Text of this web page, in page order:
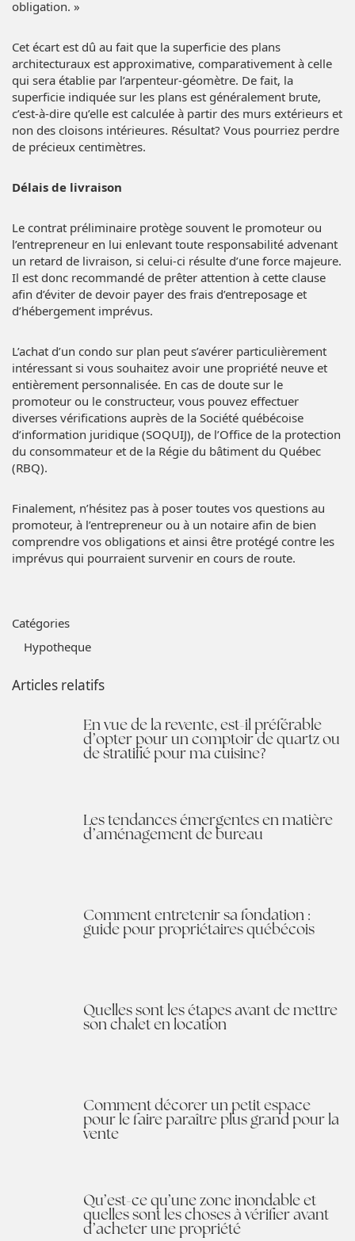
obligation. »
Cet écart est dû au fait que la superficie des plans
architecturaux est approximative, comparativement à celle
qui sera établie par l’arpenteur-géomètre. De fait, la
superficie indiquée sur les plans est généralement brute,
c’est-à-dire qu’elle est calculée à partir des murs extérieurs et
non des cloisons intérieures. Résultat? Vous pourriez perdre
de précieux centimètres.
Délais de livraison
Le contrat préliminaire protège souvent le promoteur ou
l’entrepreneur en lui enlevant toute responsabilité advenant
un retard de livraison, si celui-ci résulte d’une force majeure.
Il est donc recommandé de prêter attention à cette clause
afin d’éviter de devoir payer des frais d’entreposage et
d’hébergement imprévus.
L’achat d’un condo sur plan peut s’avérer particulièrement
intéressant si vous souhaitez avoir une propriété neuve et
entièrement personnalisée. En cas de doute sur le
promoteur ou le constructeur, vous pouvez effectuer
diverses vérifications auprès de la Société québécoise
d’information juridique (SOQUIJ), de l’Office de la protection
du consommateur et de la Régie du bâtiment du Québec
(RBQ).
Finalement, n’hésitez pas à poser toutes vos questions au
promoteur, à l’entrepreneur ou à un notaire afin de bien
comprendre vos obligations et ainsi être protégé contre les
imprévus qui pourraient survenir en cours de route.
Catégories
Hypotheque
Articles relatifs
En vue de la revente, est-il préférable
d’opter pour un comptoir de quartz ou
de stratifié pour ma cuisine?
Les tendances émergentes en matière
d’aménagement de bureau
Comment entretenir sa fondation :
guide pour propriétaires québécois
Quelles sont les étapes avant de mettre
son chalet en location
Comment décorer un petit espace
pour le faire paraître plus grand pour la
vente
Qu’est-ce qu’une zone inondable et
quelles sont les choses à vérifier avant
d’acheter une propriété